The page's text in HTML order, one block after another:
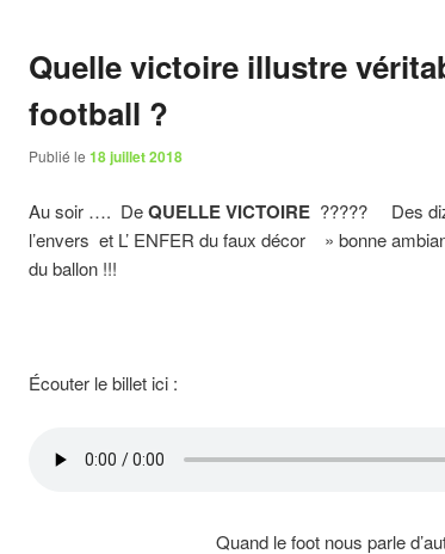
Quelle victoire illustre
football ?
Publié le 18 juillet 2018
Au soir …. DeQUELLE VICTOIRE ????? Des
l’envers et L’ ENFER du faux décor » bonne
du ballon !!!
Écouter le billet ici :
Quand le foot nous parle